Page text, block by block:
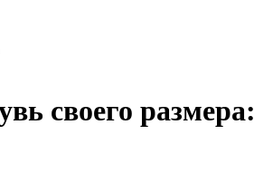
своего размера: